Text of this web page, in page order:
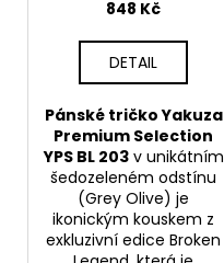
Hellracer
848 Kč
DETAIL
Pánské tričko Yakuza
Premium Selection
YPS BL 203v unikátním
šedozeleném odstínu
(Grey Olive) je
ikonickým kouskem z
exkluzivní edice Broken